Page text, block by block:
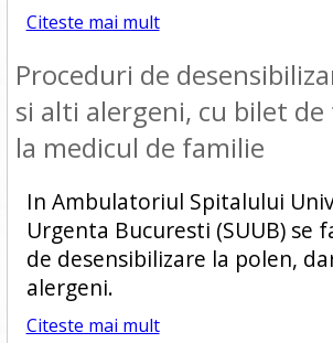
Citeste mai mult
Proceduri de
si alti alergeni, cu bilet
la medicul de familie
In Ambulatoriul Spitalului
Urgenta Bucuresti (SUUB) se
de desensibilizare la polen,
alergeni.
Citeste mai mult